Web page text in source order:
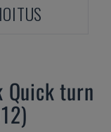
Quick turn